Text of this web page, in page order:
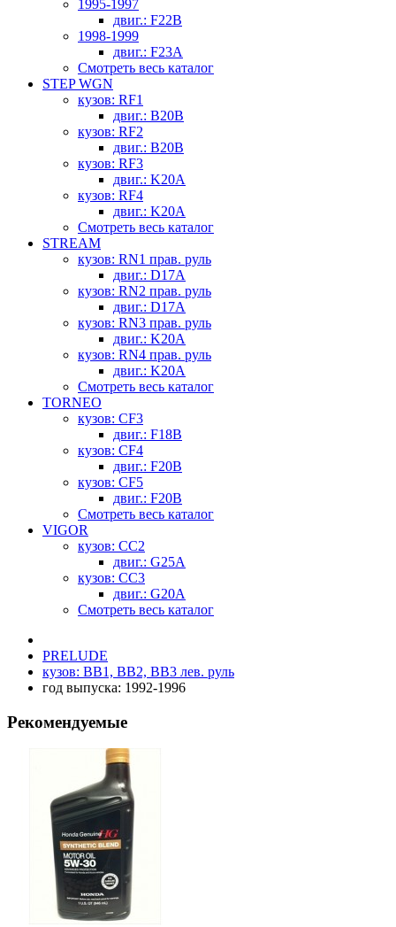
1995-1997
двиг.: F22B
1998-1999
двиг.: F23A
Смотреть весь каталог
STEP WGN
кузов: RF1
двиг.: B20B
кузов: RF2
двиг.: B20B
кузов: RF3
двиг.: K20A
кузов: RF4
двиг.: K20A
Смотреть весь каталог
STREAM
кузов: RN1 прав. руль
двиг.: D17A
кузов: RN2 прав. руль
двиг.: D17A
кузов: RN3 прав. руль
двиг.: K20A
кузов: RN4 прав. руль
двиг.: K20A
Смотреть весь каталог
TORNEO
кузов: CF3
двиг.: F18B
кузов: CF4
двиг.: F20B
кузов: CF5
двиг.: F20B
Смотреть весь каталог
VIGOR
кузов: CC2
двиг.: G25A
кузов: CC3
двиг.: G20A
Смотреть весь каталог
PRELUDE
кузов: BB1, BB2, BB3 лев. руль
год выпуска: 1992-1996
Рекомендуемые